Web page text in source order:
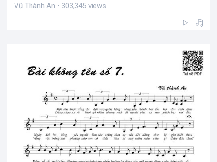
Vũ Thành An • 303,345 views